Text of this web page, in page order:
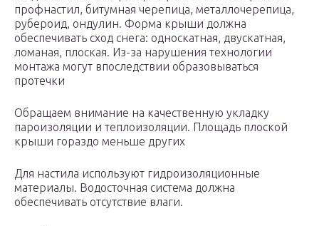
профнастил, битумная черепица, металлочерепица,
рубероид, ондулин. Форма крыши должна
обеспечивать сход снега: односкатная, двускатная,
ломаная, плоская. Из-за нарушения технологии
монтажа могут впоследствии образовываться
протечки
Обращаем внимание на качественную укладку
пароизоляции и теплоизоляции. Площадь плоской
крыши гораздо меньше других
Для настила используют гидроизоляционные
материалы. Водосточная система должна
обеспечивать отсутствие влаги.